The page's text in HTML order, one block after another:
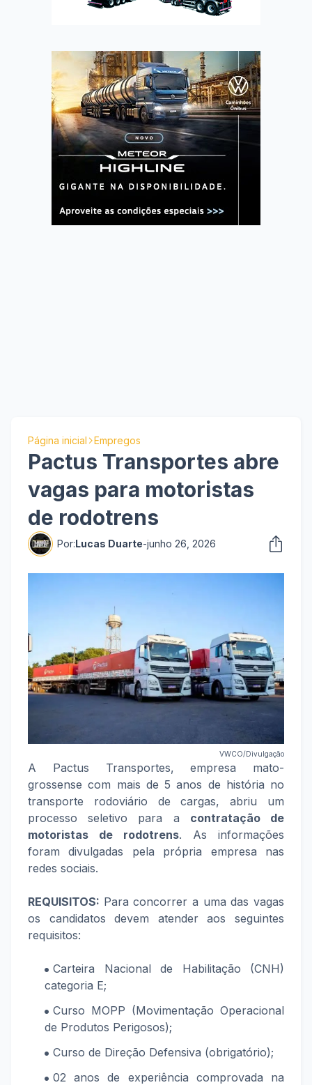
Página inicial Empregos
Pactus Transportes abre
vagas para motoristas
de rodotrens
Por:Lucas Duarte-junho 26, 2026
VWCO/Divulgação
A Pactus Transportes, empresa mato-
grossense com mais de 5 anos de história no
transporte rodoviário de cargas, abriu um
processo seletivo para a contratação de
motoristas de rodotrens. As informações
foram divulgadas pela própria empresa nas
redes sociais.
REQUISITOS: Para concorrer a uma das vagas
os candidatos devem atender aos seguintes
requisitos:
Carteira Nacional de Habilitação (CNH)
categoria E;
Curso MOPP (Movimentação Operacional
de Produtos Perigosos);
Curso de Direção Defensiva (obrigatório);
02 anos de experiência comprovada na